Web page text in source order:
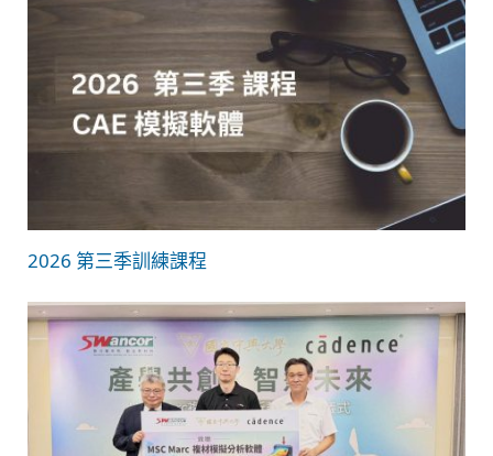
2026 第三季訓練課程